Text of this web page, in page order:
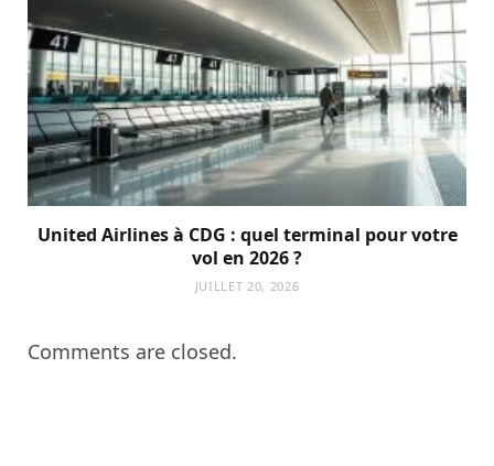
United Airlines à CDG : quel terminal pour votre
vol en 2026 ?
JUILLET 20, 2026
Comments are closed.